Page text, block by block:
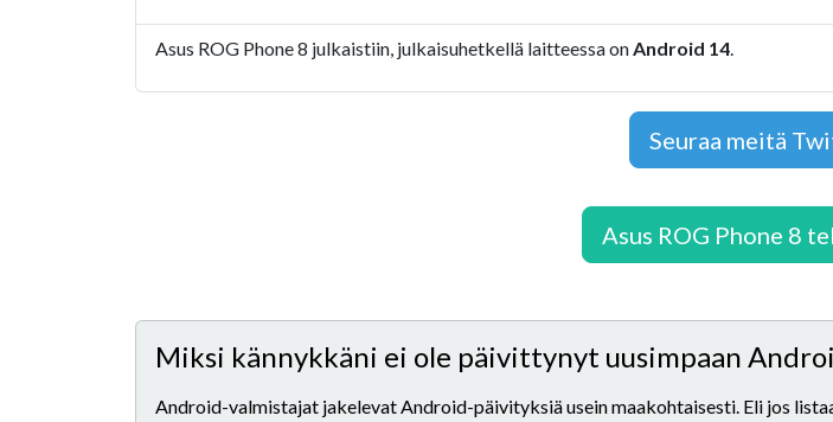
Asus ROG Phone 8 julkaistiin, julkaisuhetkellä laitteessa onAndroid 14.
Seuraa meitä
Asus ROG Phone 8
Miksi kännykkäni ei ole päivittynyt uusimpaan
Android-valmistajat jakelevat Android-päivityksiä usein maakohtaisesti. Eli jos